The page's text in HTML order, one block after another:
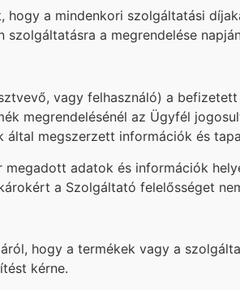
a mindenkori szolgáltatási
a megrendelése
vagy felhasználó) a
megrendelésénél az Ügyfél
megszerzett információk és
adatok és információk
a Szolgáltató felelősséget
hogy a termékek vagy a
kérne.